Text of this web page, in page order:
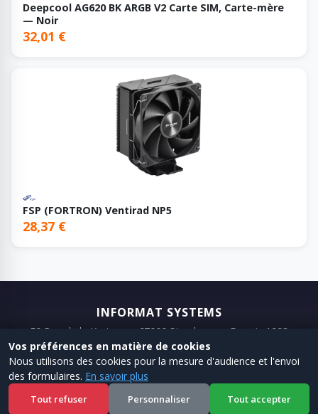
Deepcool AG620 BK ARGB V2 Carte SIM, Carte-mère
— Noir
32,01 €
FSP (FORTRON) Ventirad NP5
28,37 €
INFORMAT SYSTEMS
50 Rue de la Krutenau, 67000 Strasbourg · Depuis 1993
📞 03 88 75 98 98 📧 Email
← Site Shop·Mentions legales CGV
Vos préférences en matière de cookies
Nous utilisons des cookies pour la mesure d'audience et l'envoi
des formulaires. En savoir plus
Tout refuser Personnaliser Tout accepter